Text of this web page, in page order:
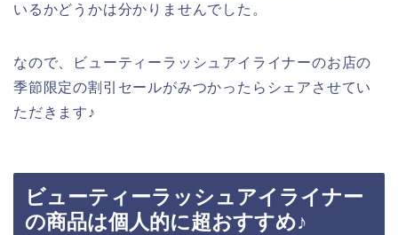
いるかどうかは分かりませんでした。
なので、ビューティーラッシュアイライナーのお店の
季節限定の割引セールがみつかったらシェアさせてい
ただきます♪
ビューティーラッシュアイライナー
の商品は個人的に超おすすめ♪